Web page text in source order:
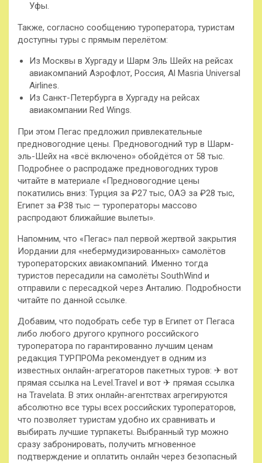
Уфы.
Также, согласно сообщению туроператора, туристам
доступны туры с прямым перелётом:
Из Москвы в Хургаду и Шарм Эль Шейх на рейсах
авиакомпаний Аэрофлот, Россия, Al Masria Universal
Airlines.
Из Санкт-Петербурга в Хургаду на рейсах
авиакомпании Red Wings.
При этом Пегас предложил привлекательные
предновогодние цены. Предновогодний тур в Шарм-
эль-Шейх на «всё включено» обойдётся от 58 тыс.
Подробнее о распродаже предновогодних туров
читайте в материале «Предновогодние цены
покатились вниз: Турция за ₽27 тыс, ОАЭ за ₽28 тыс,
Египет за ₽38 тыс — туроператоры массово
распродают ближайшие вылеты».
Напомним, что «Пегас» пал первой жертвой закрытия
Иордании для «небермудизированных» самолётов
туроператорских авиакомпаний. Именно тогда
туристов пересадили на самолёты SouthWind и
отправили с пересадкой через Анталию. Подробности
читайте по данной ссылке.
Добавим, что подобрать себе тур в Египет от Пегаса
либо любого другого крупного российского
туроператора по гарантированно лучшим ценам
редакция ТУРПРОМа рекомендует в одним из
известных онлайн-агрегаторов пакетных туров: ✈ вот
прямая ссылка на Level.Travel и вот ✈ прямая ссылка
на Travelata. В этих онлайн-агентствах агрегируются
абсолютно все туры всех российских туроператоров,
что позволяет туристам удобно их сравнивать и
выбирать лучшие турпакеты. Выбранный тур можно
сразу забронировать, получить мгновенное
подтверждение и оплатить онлайн через безопасный